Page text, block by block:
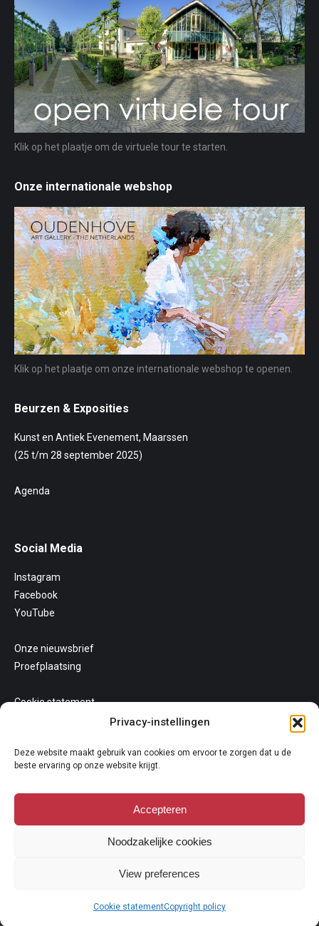
Privacy-instellingen
Deze website maakt gebruik van cookies om ervoor te zorgen dat u de
beste ervaring op onze website krijgt.
Accepteren
Noodzakelijke cookies
View preferences
Cookie statementCopyright policy
Klik op het plaatje om de virtuele tour te starten.
Onze internationale webshop
Klik op het plaatje om onze internationale webshop te openen.
Beurzen & Exposities
Kunst en Antiek Evenement, Maarssen
(25 t/m 28 september 2025)
Agenda
Social Media
Instagram
Facebook
YouTube
Onze nieuwsbrief
Proefplaatsing
Cookie statement
Niets van deze website mag gekopieerd en/of op andere wijze
Galerie Oudenhove. Lees hier onzecopyright policy